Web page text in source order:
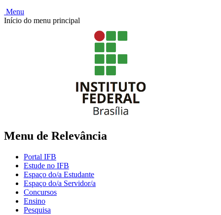
Menu
Início do menu principal
Menu de Relevância
Portal IFB
Estude no IFB
Espaço do/a Estudante
Espaço do/a Servidor/a
Concursos
Ensino
Pesquisa